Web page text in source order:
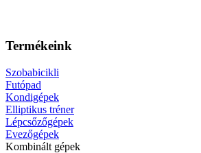
Termékeink
Szobabicikli
Futópad
Kondigépek
Elliptikus tréner
Lépcsőzőgépek
Evezőgépek
Kombinált gépek